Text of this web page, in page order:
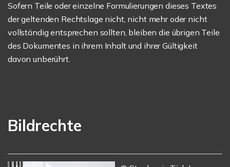
Sofern Teile oder einzelne Formulierungen dieses Textes
der geltenden Rechtslage nicht, nicht mehr oder nicht
vollständig entsprechen sollten, bleiben die übrigen Teile
des Dokumentes in ihrem Inhalt und ihrer Gültigkeit
davon unberührt.
Bildrechte